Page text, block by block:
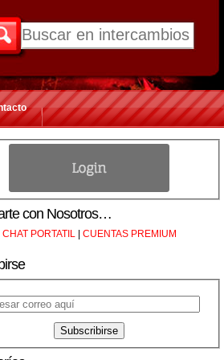
con Nosotros…
CHAT PORTATIL | CUENTAS PREMIUM